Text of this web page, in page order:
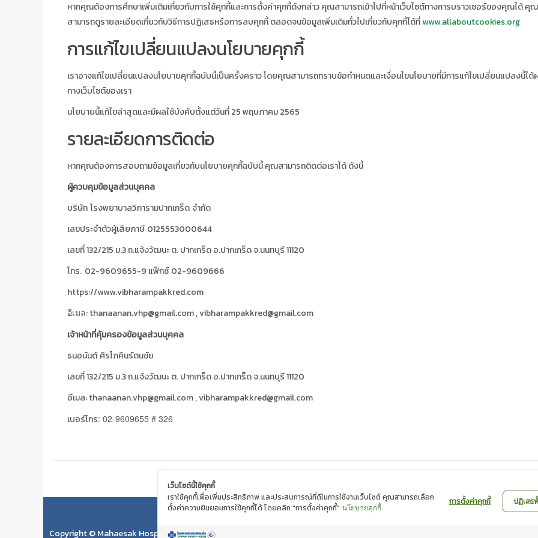
หากคุณต้องการศึกษาเพิ่มเติมเกี่ยวกับการใช้คุกกี้และการตั้งค่าคุกกี้ดังกล่าว คุณสามารถเข้าไปที่หน้าเว็บไซต์ทางการบราวเซอร์ของคุณได้ คุณ
สามารถดูรายละเอียดเกี่ยวกับวิธีการปฏิเสธหรือการลบคุกกี้ ตลอดจนข้อมูลเพิ่มเติมทั่วไปเกี่ยวกับคุกกี้ได้ที่www.allaboutcookies.org
การแก้ไขเปลี่ยนแปลงนโยบายคุกกี้
เราอาจแก้ไขเปลี่ยนแปลงนโยบายคุกกี้ฉบับนี้เป็นครั้งคราว โดยคุณสามารถทราบข้อกำหนดและเงื่อนไขนโยบายที่มีการแก้ไขเปลี่ยนแปลงนี้ได้
ทางเว็บไซต์ของเรา
นโยบายนี้แก้ไขล่าสุดและมีผลใช้บังคับตั้งแต่วันที่ 25 พฤษภาคม 2565
รายละเอียดการติดต่อ
หากคุณต้องการสอบถามข้อมูลเกี่ยวกับนโยบายคุกกี้ฉบับนี้ คุณสามารถติดต่อเราได้ ดังนี้
ผู้ควบคุมข้อมูลส่วนบุคคล
บริษัทโรงพยาบาลวิภารามปากเกร็ด จำกัด
เลขประจำตัวผู้เสียภาษี 0125553000644
เลขที่ 132/215 ม.3 ถ.แจ้งวัฒนะ ต. ปากเกร็ด อ.ปากเกร็ด จ.นนทบุรี 11120
โทร. 02-9609655-9 แฟ็กซ์ 02-9609666
https://www.vibharampakkred.com
อีเมล: thanaanan.vhp@gmail.com , vibharampakkred@gmail.com
เจ้าหน้าที่คุ้มครองข้อมูลส่วนบุคคล
ธนอนันต์ ศิรโภคินรัตนชัย
เลขที่ 132/215 ม.3 ถ.แจ้งวัฒนะ ต. ปากเกร็ด อ.ปากเกร็ด จ.นนทบุรี 11120
อีเมล: thanaanan.vhp@gmail.com , vibharampakkred@gmail.com
เบอร์โทร: 02-9609655 # 326
นโยบายความเป็นส่วนตัว
Copyright © Mahaesak Hospital 2018 by VIBHARAM GROUP |
เว็บไซต์นี้ใช้คุกกี้
เราใช้คุกกี้เพื่อเพิ่มประสิทธิภาพ และประสบการณ์ที่ดีในการใช้งานเว็บไซต์ คุณสามารถเลือก
ตั้งค่าความยินยอมการใช้คุกกี้ได้ โดยคลิก "การตั้งค่าคุกกี้" นโยบายคุกกี้
ปฏิเสธ
การตั้งค่าคุกกี้